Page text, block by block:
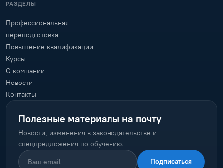
РАЗДЕЛЫ
Профессиональная
переподготовка
Повышение квалификации
Курсы
О компании
Новости
Контакты
Полезные материалы на почту
Новости, изменения в законодательстве и
спецпредложения по обучению.
Подписаться